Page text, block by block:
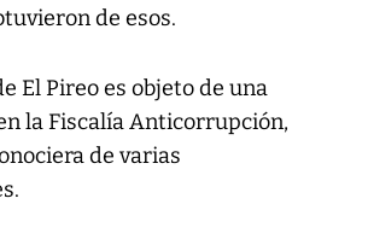
de esos.
El Pireo es objeto de una
la Fiscalía Anticorrupción,
de varias